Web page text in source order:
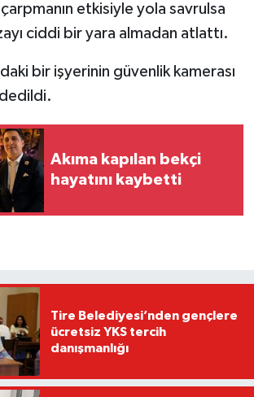
etkisiyle yola savrulsa
ciddi bir yara almadan atlattı.
bir işyerinin güvenlik kamerası
Akıma kapılan bekçi
hayatını kaybetti
Tire Belediyesi’nden gençlere
ücretsiz YKS tercih
danışmanlığı